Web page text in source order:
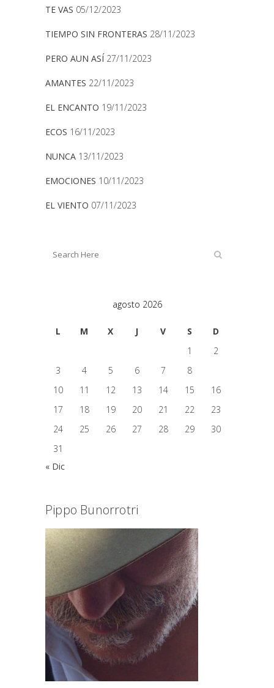
TE VAS 05/12/2023
TIEMPO SIN FRONTERAS 28/11/2023
PERO AUN ASÍ 27/11/2023
AMANTES 22/11/2023
EL ENCANTO 19/11/2023
ECOS 16/11/2023
NUNCA 13/11/2023
EMOCIONES 10/11/2023
EL VIENTO 07/11/2023
agosto 2026
L M X J V S
D
1
2
3
4 5 6 7 8
10
11 12 13 14 15
16
17
18 19 20 21 22
23
24
25 26 27 28 29
30
31
« Dic
Pippo Bunorrotri